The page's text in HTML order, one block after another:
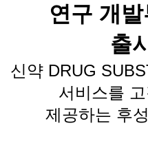
연구 개
출
신약 DRUG
서비스를
제공하는 후